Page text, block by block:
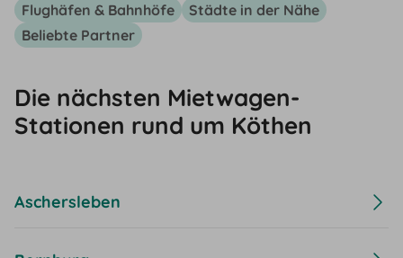
Flughäfen & Bahnhöfe
Städte in der Nähe
Beliebte Partner
Die nächsten Mietwagen-
Stationen rund um Köthen
Aschersleben